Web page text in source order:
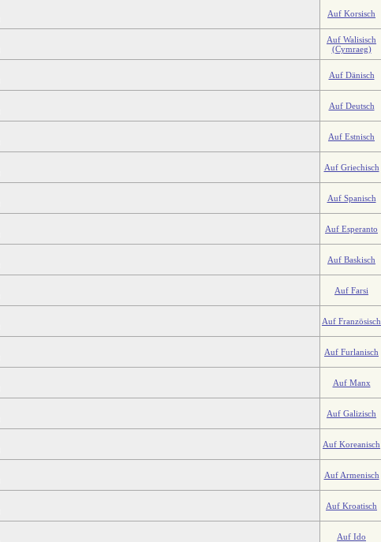
Auf Korsisch
Auf Walisisch
(Cymraeg)
Auf Dänisch
Auf Deutsch
Auf Estnisch
Auf Griechisch
Auf Spanisch
Auf Esperanto
Auf Baskisch
Auf Farsi
Auf Französisch
Auf Furlanisch
Auf Manx
Auf Galizisch
Auf Koreanisch
Auf Armenisch
Auf Kroatisch
Auf Ido